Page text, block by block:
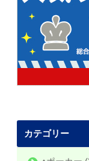
カテゴリー